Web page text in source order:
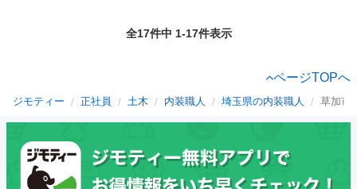
全17件中 1-17件表示
ページTOPへ
ジモティー 正社員 土木 内装職人 埼玉県の内装職人 草加市